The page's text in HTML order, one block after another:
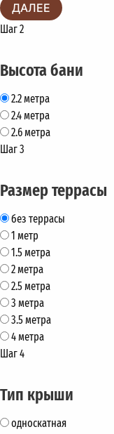
ДАЛЕЕ
Шаг 2
Высота бани
2.2 метра
2.4 метра
2.6 метра
Шаг 3
Размер террасы
без террасы
1 метр
1.5 метра
2 метра
2.5 метра
3 метра
3.5 метра
4 метра
Шаг 4
Тип крыши
односкатная